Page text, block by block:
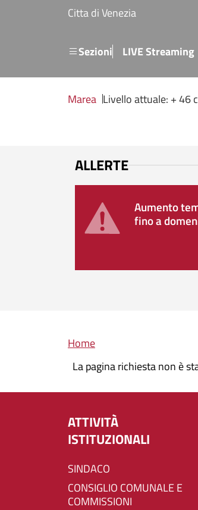
Salta al contenuto principale
Citta di Venezia
SezioniMenu secondario
LIVE Streaming
Marea Livello attuale: + 46
ALLERTE
Aumento
fino a
Briciole di pane
Home
La pagina richiesta non è
ATTIVITÀ
ISTITUZIONALI
SINDACO
CONSIGLIO COMUNALE E
COMMISSIONI